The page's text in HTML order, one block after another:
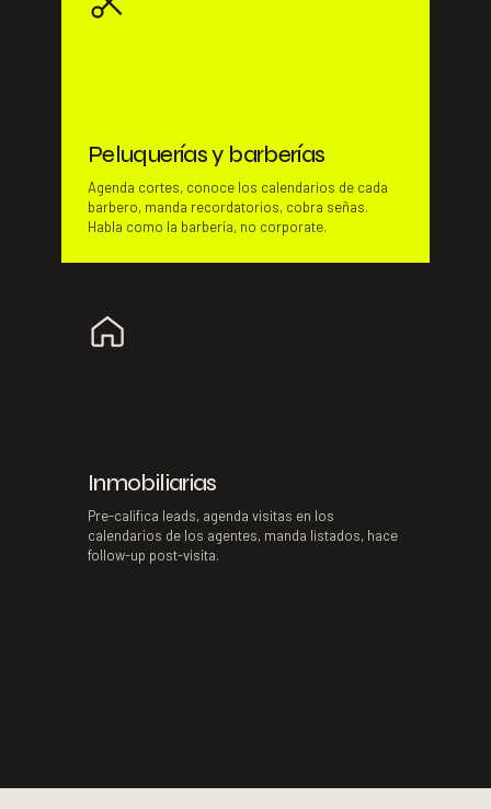
Peluquerías y barberías
Agenda cortes, conoce los calendarios de cada
barbero, manda recordatorios, cobra señas.
Habla como la barbería, no corporate.
Inmobiliarias
Pre-califica leads, agenda visitas en los
calendarios de los agentes, manda listados, hace
follow-up post-visita.